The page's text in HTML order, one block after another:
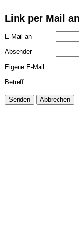
Link per Mail
E-Mail an
Absender
Eigene E-Mail
Betreff
Senden Abbrechen